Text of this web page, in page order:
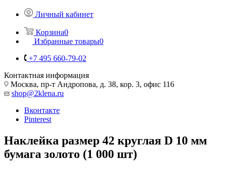
Личный кабинет
Корзина0
Избранные товары0
+7 495 660-79-02
Контактная информация
Москва, пр-т Андропова, д. 38, кор. 3, офис 116
shop@2klena.ru
Вконтакте
Pinterest
Наклейка размер 42 круглая D 10 мм
бумага золото (1 000 шт)